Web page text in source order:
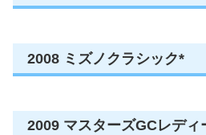
2008 ミズノクラシック*
2009 マスターズGCレディ